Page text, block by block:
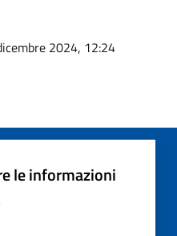
2024, 12:24
le informazioni